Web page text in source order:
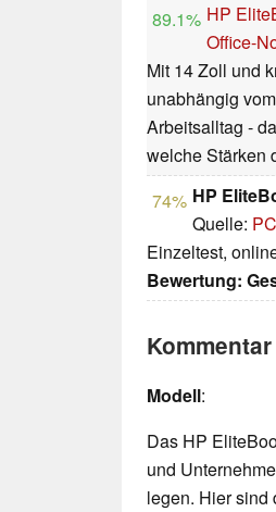
89.1% HP
Office-
Mit 14 Zoll und
unabhängig
Arbeitsalltag -
welche Stärken
74% HP
Quelle:
Einzeltest,
Bewertung:
Kommentar
Modell:
Das HP
und
legen. Hier sind